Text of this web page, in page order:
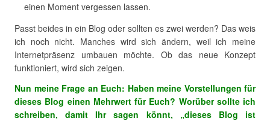
einen Moment vergessen lassen.
Passt beides in ein Blog oder sollten es zwei werden? Das weis
ich noch nicht. Manches wird sich ändern, weil ich meine
Internetpräsenz umbauen möchte. Ob das neue Konzept
funktioniert, wird sich zeigen.
Nun meine Frage an Euch: Haben meine Vorstellungen für
dieses Blog einen Mehrwert für Euch? Worüber sollte ich
schreiben, damit Ihr sagen könnt, „dieses Blog ist